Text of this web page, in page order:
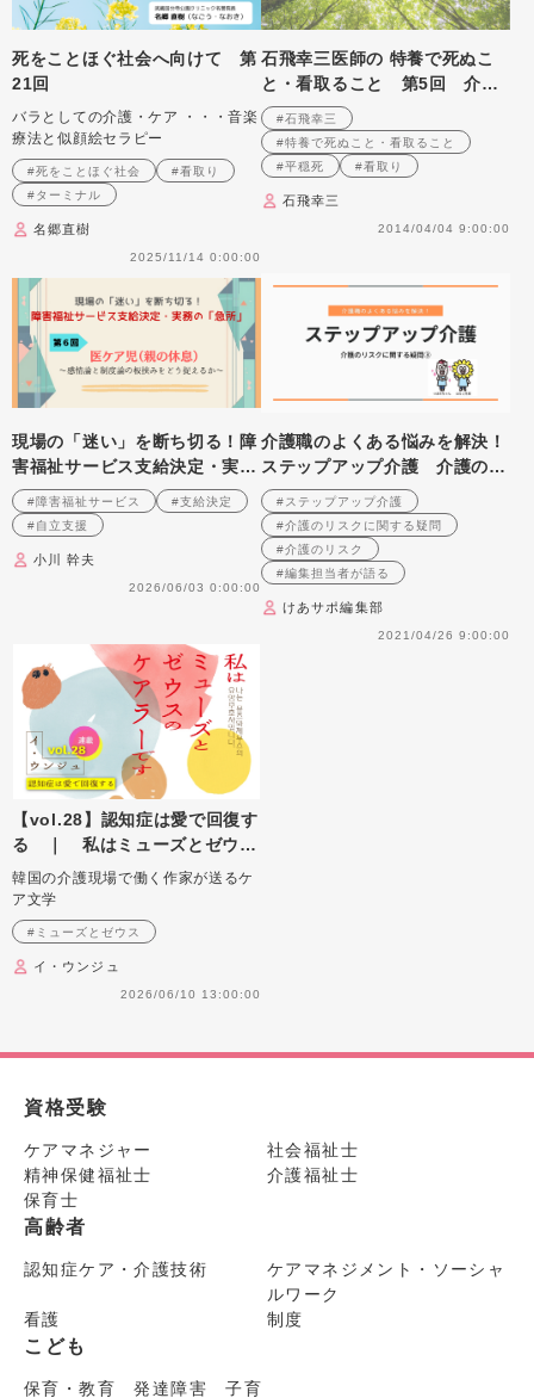
死をことほぐ社会へ向けて 第
21回
バラとしての介護・ケア ・・・音楽
療法と似顔絵セラピー
#死をことほぐ社会
#看取り
#ターミナル
名郷直樹
2025/11/14 0:00:00
石飛幸三医師の 特養で死ぬこ
と・看取ること 第5回 介護
職－座敷わらしみたいに使命を
帯びた人たち
#石飛幸三
#特養で死ぬこと・看取ること
#平穏死
#看取り
石飛幸三
2014/04/04 9:00:00
現場の「迷い」を断ち切る！障
害福祉サービス支給決定・実務
の「急所」 第6回 医ケア児
（親の休息）～感情論と制度論
の板挟みをどう捉えるか～
#障害福祉サービス
#支給決定
#自立支援
小川 幹夫
2026/06/03 0:00:00
介護職のよくある悩みを解決！
ステップアップ介護 介護のリ
スクに関する疑問③
#ステップアップ介護
#介護のリスクに関する疑問
#介護のリスク
#編集担当者が語る
けあサポ編集部
2021/04/26 9:00:00
【vol.28】認知症は愛で回復す
る ｜ 私はミューズとゼウス
のケアラーです
韓国の介護現場で働く作家が送るケ
ア文学
#ミューズとゼウス
イ・ウンジュ
2026/06/10 13:00:00
資格受験
ケアマネジャー
社会福祉士
精神保健福祉士
介護福祉士
保育士
高齢者
認知症ケア・介護技術
ケアマネジメント・ソーシャ
ルワーク
看護
制度
こども
保育・教育 発達障害 子育